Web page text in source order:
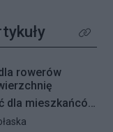
Kliknij
rowerów
dla mieszkańców
Dróg